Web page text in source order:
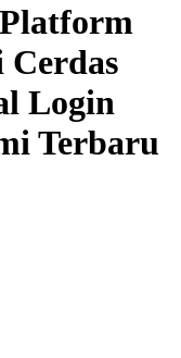
Login
Terbaru